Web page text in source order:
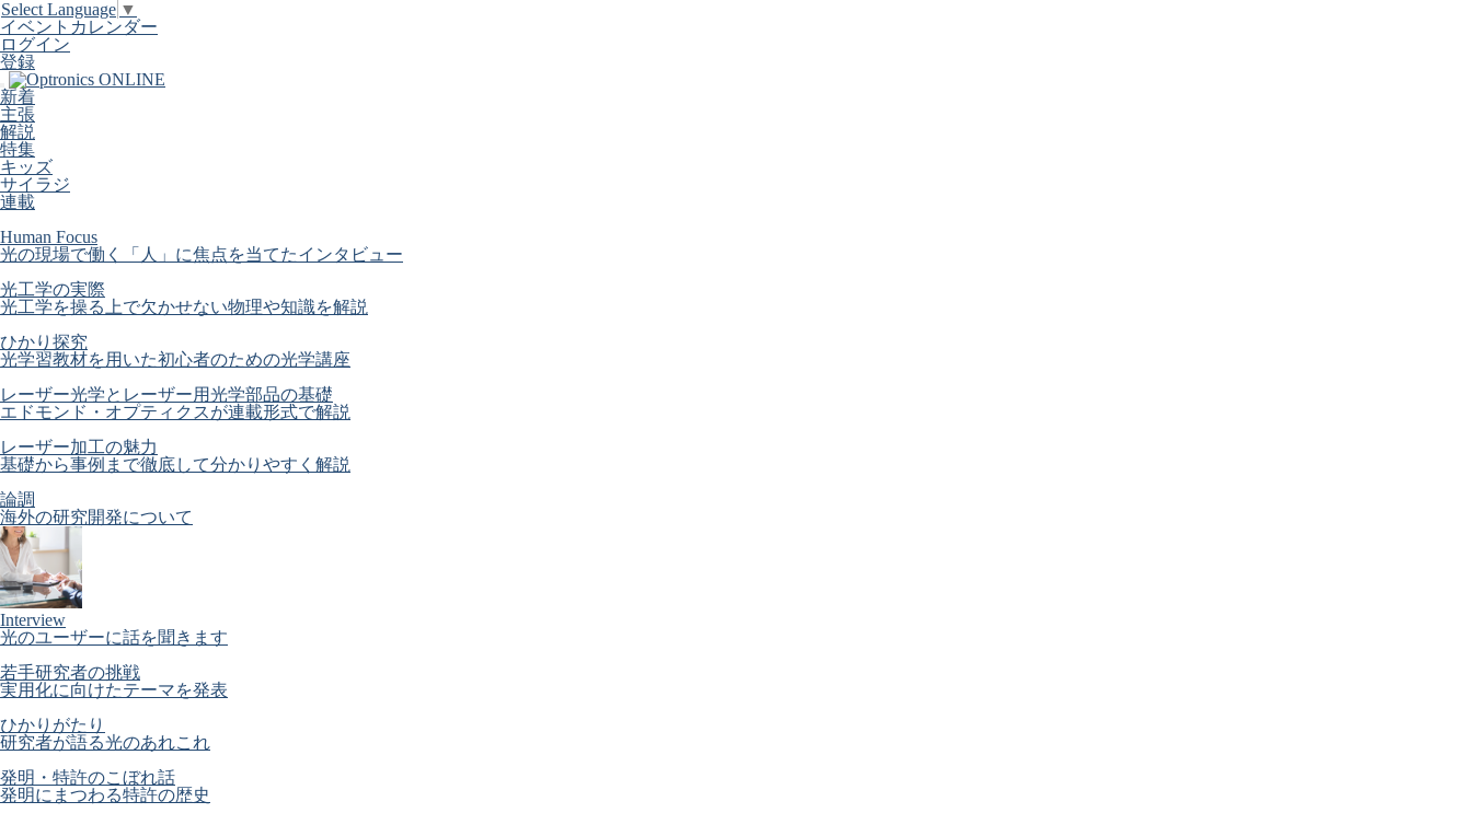
Select Language ▼
イベントカレンダー
ログイン
登録
新着
主張
解説
特集
キッズ
サイラジ
連載
Human Focus
光の現場で働く「人」に焦点を当てたインタビュー
光工学の実際
光工学を操る上で欠かせない物理や知識を解説
ひかり探究
光学習教材を用いた初心者のための光学講座
レーザー光学とレーザー用光学部品の基礎
エドモンド・オプティクスが連載形式で解説
レーザー加工の魅力
基礎から事例まで徹底して分かりやすく解説
論調
海外の研究開発について
Interview
光のユーザーに話を聞きます
若手研究者の挑戦
実用化に向けたテーマを発表
ひかりがたり
研究者が語る光のあれこれ
発明・特許のこぼれ話
発明にまつわる特許の歴史